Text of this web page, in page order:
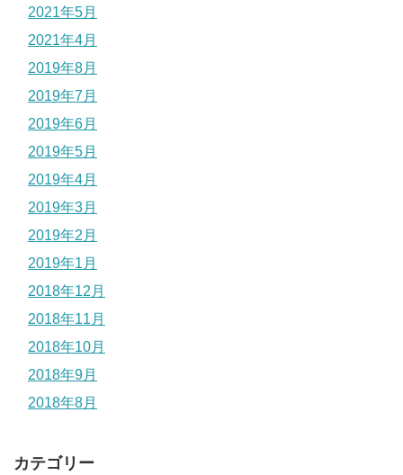
2021年5月
2021年4月
2019年8月
2019年7月
2019年6月
2019年5月
2019年4月
2019年3月
2019年2月
2019年1月
2018年12月
2018年11月
2018年10月
2018年9月
2018年8月
カテゴリー